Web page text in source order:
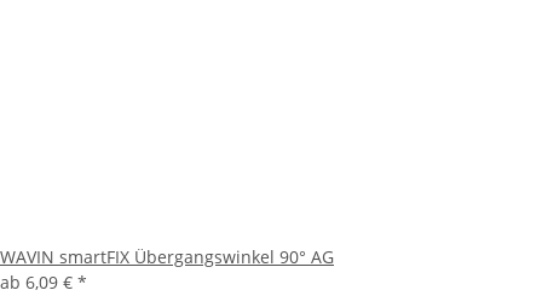
WAVIN smartFIX Übergangswinkel 90° AG
ab 6,09 € *